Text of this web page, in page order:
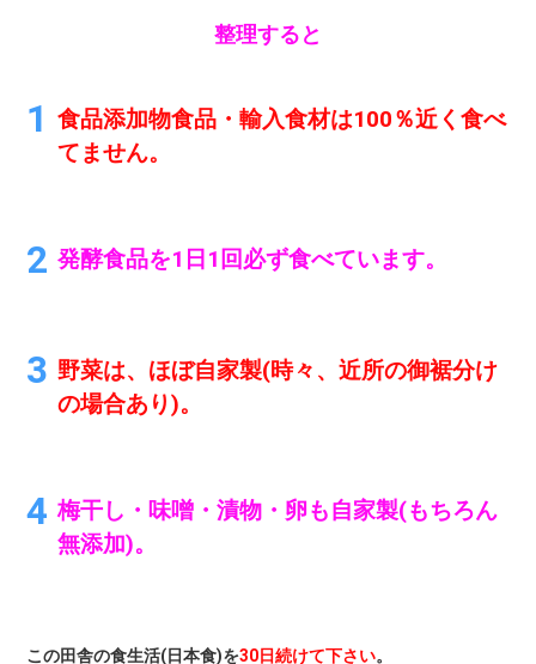
整理すると
食品添加物食品・輸入食材は100％近く食べ
てません。
発酵食品を1日1回必ず食べています。
野菜は、ほぼ自家製(時々、近所の御裾分け
の場合あり)。
梅干し・味噌・漬物・卵も自家製(もちろん
無添加)。
この田舎の食生活(日本食)を30日続けて下さい。